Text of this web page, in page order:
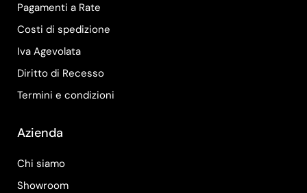
Pagamenti a Rate
Costi di spedizione
Iva Agevolata
Diritto di Recesso
Termini e condizioni
Azienda
Chi siamo
Showroom